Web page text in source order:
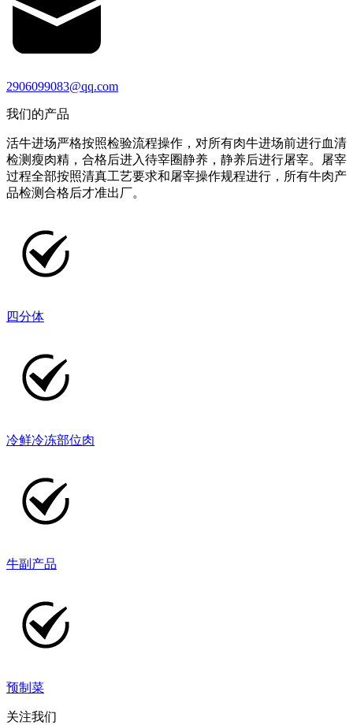
2906099083@qq.com
我们的产品
活牛进场严格按照检验流程操作，对所有肉牛进场前进行血清
检测瘦肉精，合格后进入待宰圈静养，静养后进行屠宰。屠宰
过程全部按照清真工艺要求和屠宰操作规程进行，所有牛肉产
品检测合格后才准出厂。
四分体
冷鲜冷冻部位肉
牛副产品
预制菜
关注我们